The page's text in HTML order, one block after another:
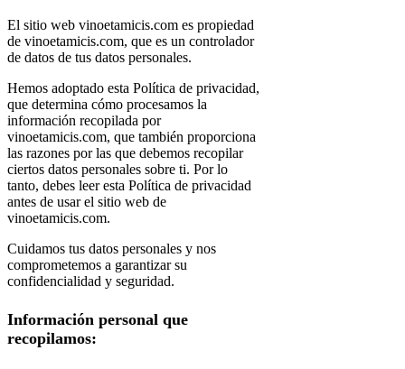
El sitio web vinoetamicis.com es propiedad
de vinoetamicis.com, que es un controlador
de datos de tus datos personales.
Hemos adoptado esta Política de privacidad,
que determina cómo procesamos la
información recopilada por
vinoetamicis.com, que también proporciona
las razones por las que debemos recopilar
ciertos datos personales sobre ti. Por lo
tanto, debes leer esta Política de privacidad
antes de usar el sitio web de
vinoetamicis.com.
Cuidamos tus datos personales y nos
comprometemos a garantizar su
confidencialidad y seguridad.
Información personal que
recopilamos: